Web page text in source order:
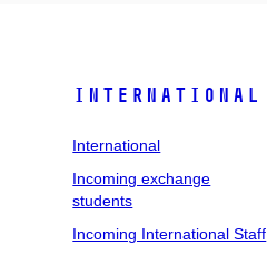
International
International
Incoming exchange
students
Incoming International Staff